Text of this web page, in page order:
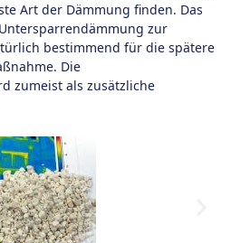
Art der Dämmung finden. Das
zur
bestimmend für die spätere
Die
zumeist als zusätzliche